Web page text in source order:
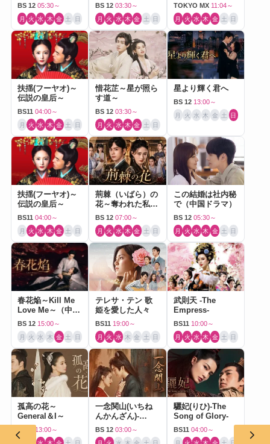
BS 12 05:30～
月 火 水 木 金 土 日
BS 12 03:30～
月 火 水 木 金 土 日
TOKYO MX 11:04～
月 火 水 木 金 土 日
扶揺(フーヤオ)～
伝説の皇后～
BS11 04:00～
月 火 水 木 金 土 日
惜花芷～星が照ら
す道～
BS 12 03:30～
月 火 水 木 金 土 日
星より輝く君へ
BS 12 13:00～
月 火 水 木 金 土 日
扶揺(フーヤオ)～
伝説の皇后～
BS11 04:00～
月 火 水 木 金 土 日
荊棘（いばら）の
花～奪われた私～
（中国ドラマ）
BS 12 07:00～
月 火 水 木 金 土 日
この結婚は社内秘
で（中国ドラマ）
BS 12 05:30～
月 火 水 木 金 土 日
春花焔～Kill Me
Love Me～（中国
ドラマ）
BS 12 15:00～
月 火 水 木 金 土 日
テレサ・テン 歌
姫を愛した人々
BS11 19:00～
月 火 水 木 金 土 日
武則天 -The
Empress-
BS11 10:00～
月 火 水 木 金 土 日
孤高の花～
General＆I～
13:00～
一念関山(いちね
んかんざん)-
Journey to Love-
BS 12 03:00～
驪妃(りひ)-The
Song of Glory-
BS11 04:00～